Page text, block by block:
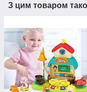
З цим товаром